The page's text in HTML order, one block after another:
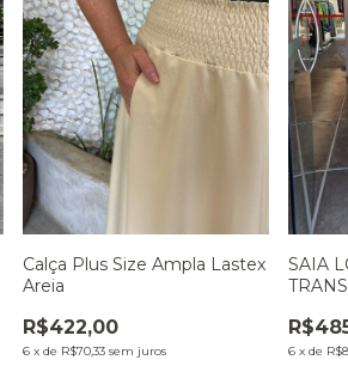
Calça Plus Size Ampla Lastex
Areia
R$422,00
6 x de R$70,33 sem juros
SAIA
6 xde